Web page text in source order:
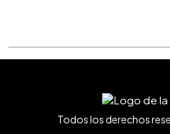
Todos los derechos